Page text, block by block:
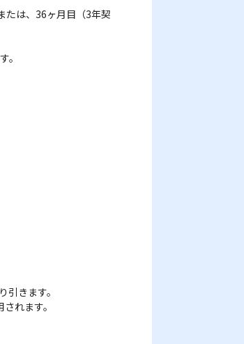
たは、36ヶ月目（3年契
。
きます。
れます。